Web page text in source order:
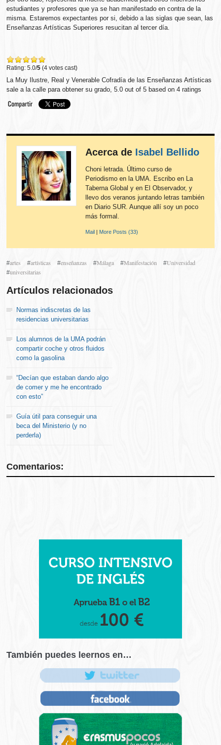
estudiantes y profesores que ya se han manifestado en contra de la
misma. Estaremos expectantes por si, debido a las siglas que sean, las
Enseñanzas Artísticas Superiores resucitan al tercer día.
Rating: 5.0/5 (4 votes cast)
La Muy Ilustre, Real y Venerable Cofradía de las Enseñanzas Artísticas
sale a la calle para obtener su grado,5.0 out of5 based on4 ratings
Acerca de Isabel Bellido
Choni letrada. Último curso de
Periodismo en la UMA. Escribo en La
Taberna Global y en El Observador, y
llevo dos veranos juntando letras también
en Diario SUR. Aunque allí soy un poco
más formal.
Mail | More Posts (33)
#artes #artísticas #enseñanzas #Málaga #Manifestación #Universidad
#universitarias
Artículos relacionados
Normas indiscretas de las
residencias universitarias
Los alumnos de la UMA podrán
compartir coche y otros fluidos
como la gasolina
“Decían que estaban dando algo
de comer y me he encontrado
con esto”
Guía útil para conseguir una
beca del Ministerio (y no
perderla)
Comentarios:
También puedes leernos en…